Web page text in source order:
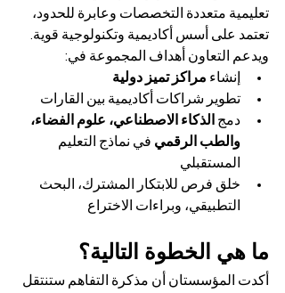
تعليمية متعددة التخصصات وعابرة للحدود،
تعتمد على أسس أكاديمية وتكنولوجية قوية.
ويدعم التعاون أهداف المجموعة في:
إنشاء مراكز تميز دولية
تطوير شراكات أكاديمية بين القارات
دمج الذكاء الاصطناعي، علوم الفضاء،
والطب الرقمي في نماذج التعليم
المستقبلي
خلق فرص للابتكار المشترك، البحث
التطبيقي، وبراءات الاختراع
ما هي الخطوة التالية؟
أكدت المؤسستان أن مذكرة التفاهم ستنتقل